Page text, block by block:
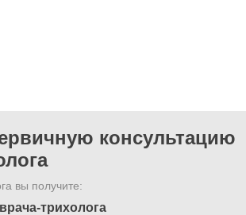
консультацию
вы получите:
трихолога